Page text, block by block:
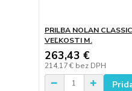
PRILBA NOLAN
VEĽKOSTI M.
263,43 €
214,17 € bez DPH